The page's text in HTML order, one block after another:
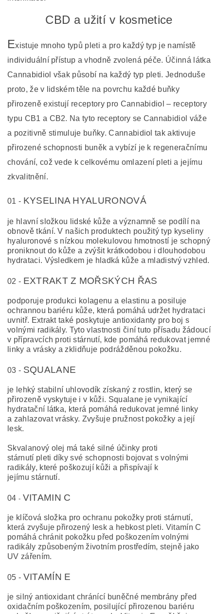
CBD a užití v kosmetice
Existuje mnoho typů pleti a pro každý typ je namístě
individuální přístup a vhodně zvolená péče. Účinná látka
Cannabidiol však působí na každý typ pleti. Jednoduše
proto, že v lidském těle na povrchu každé buňky
přirozeně existují receptory pro Cannabidiol – receptory
typu CB1 a CB2. Na tyto receptory se Cannabidiol váže
a pozitivně stimuluje buňky. Cannabidiol tak aktivuje
přirozené schopnosti buněk a vybízí je k regeneračnímu
chování, což vede k celkovému omlazení pleti a jejímu
zkvalitnění.
01 - KYSELINA HYALURONOVÁ
je hlavní složkou lidské kůže a významně se podílí na
obnově tkání. V našich produktech použitý typ kyseliny
hyaluronové s nízkou molekulovou hmotností je schopný
proniknout do kůže a zvýšit krátkodobou i dlouhodobou
hydrataci. Výsledkem je hladká kůže a mladistvý vzhled.
02 - EXTRAKT Z MOŘSKÝCH ŘAS
podporuje produkci kolagenu a elastinu a posiluje
ochrannou bariéru kůže, která pomáhá udržet hydrataci
uvnitř. Extrakt také poskytuje antioxidanty pro boj s
volnými radikály. Tyto vlastnosti činí tuto přísadu žádoucí
v přípravcích proti stárnutí, kde pomáhá redukovat jemné
linky a vrásky a zklidňuje podrážděnou pokožku.
03 - SQUALANE
je lehký stabilní uhlovodík získaný z rostlin, který se
přirozeně vyskytuje i v kůži. Squalane je vynikající
hydratační látka, která pomáhá redukovat jemné linky
a zahlazovat vrásky. Zvyšuje pružnost pokožky a její
lesk.
Skvalanový olej má také silné účinky proti
stárnutí pleti díky své schopnosti bojovat s volnými
radikály, které poškozují kůži a přispívají k
jejímu stárnutí.
04 - VITAMIN C
je klíčová složka pro ochranu pokožky proti stárnutí,
která zvyšuje přirozený lesk a hebkost pleti. Vitamín C
pomáhá chránit pokožku před poškozením volnými
radikály způsobeným životním prostředím, stejně jako
UV zářením.
05 - VITAMÍN E
je silný antioxidant chránící buněčné membrány před
oxidačním poškozením, posilující přirozenou bariéru